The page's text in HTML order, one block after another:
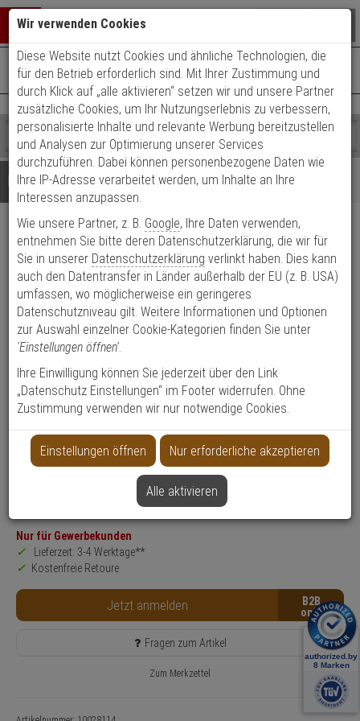
Warenkorb schließen
0 ARTIKEL IM WARENKORB
Ihr Warenkorb ist momentan leer.
Ergebnisse ()
Fertig
Shop
durchsuchen
Bitte
geben
Sie
Zeichen
ein,
um
Suche
starten.
Es
wurde
noch
Suche
gestartet
+49 (0)821 899 493-0Mo. - Do.: 8:00 - 16:30 | Fr.: 8:00 - 14:00 Uhr
Details Beratung
Optex
Aussenbewegungsmelder HX-
80NRAM 24x2m, Funk
Produktmerkmale
Datenblatt drucken
Produktinformationen
Aussenbewegungsmelder
Einsatzgebiet:Außenbereich
Erfassungsbereich: 24 m
Wärmeerkennung
Nur für Gewerbekunden
Lieferzeit: 3-4 Werktage**
Kostenfreie Retoure
Jetzt anmelden B2B
Fragen zum Artikel
Zum Merkzettel
Wir verwenden Cookies
Diese Website nutzt Cookies und ähnliche Technologien, die
für den Betrieb erforderlich sind. Mit Ihrer Zustimmung und
durch Klick auf „alle aktivieren“ setzen wir und unsere Partner
zusätzliche Cookies, um Ihr Nutzungserlebnis zu verbessern,
personalisierte Inhalte und relevante Werbung bereitzustellen
und Analysen zur Optimierung unserer Services
durchzuführen. Dabei können personenbezogene Daten wie
Ihre IP-Adresse verarbeitet werden, um Inhalte an Ihre
Interessen anzupassen.
Wie unsere Partner, z. B. Google, Ihre Daten verwenden,
entnehmen Sie bitte deren Datenschutzerklärung, die wir für
Sie in unserer Datenschutzerklärung verlinkt haben. Dies kann
auch den Datentransfer in Länder außerhalb der EU (z. B. USA)
umfassen, wo möglicherweise ein geringeres
Datenschutzniveau gilt. Weitere Informationen und Optionen
zur Auswahl einzelner Cookie-Kategorien finden Sie unter
'Einstellungen öffnen'.
Ihre Einwilligung können Sie jederzeit über den Link
„Datenschutz Einstellungen“ im Footer widerrufen. Ohne
Zustimmung verwenden wir nur notwendige Cookies.
Einstellungen öffnen Nur erforderliche akzeptieren
Alle aktivieren